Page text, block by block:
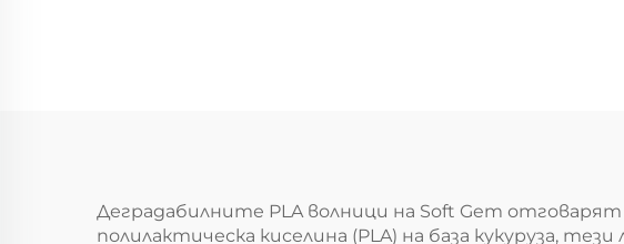
полиестерни
Деградабилните PLA волници на Soft Gem
полилактическа киселина (PLA) на база кукуруза,